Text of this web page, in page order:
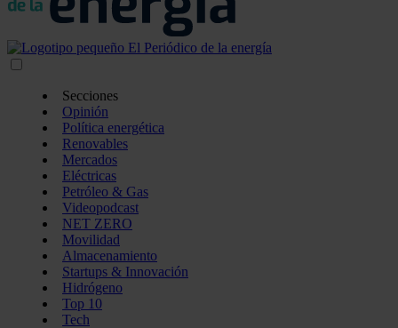
Secciones
Opinión
Política energética
Renovables
Mercados
Eléctricas
Petróleo & Gas
Videopodcast
NET ZERO
Movilidad
Almacenamiento
Startups & Innovación
Hidrógeno
Top 10
Tech